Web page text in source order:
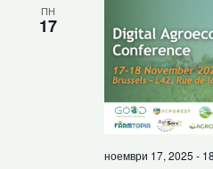
ПН
17
ноември 17, 2025 -